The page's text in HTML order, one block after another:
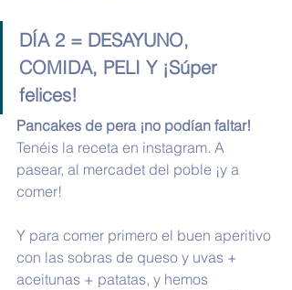
DÍA 2 = DESAYUNO,
COMIDA, PELI Y ¡Súper
felices!
Pancakes de pera ¡no podían faltar!
Tenéis la receta en instagram. A
pasear, al mercadet del poble ¡y a
comer!
Y para comer primero el buen aperitivo
con las sobras de queso y uvas +
aceitunas + patatas, y hemos